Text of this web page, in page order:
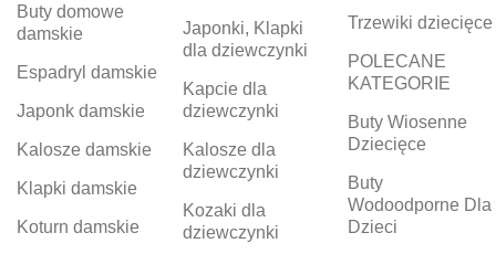
Buty domowe
damskie
Espadryl damskie
Japonk damskie
Kalosze damskie
Klapki damskie
Koturn damskie
Japonki, Klapki
dla dziewczynki
Kapcie dla
dziewczynki
Kalosze dla
dziewczynki
Kozaki dla
dziewczynki
Trzewiki dziecięce
POLECANE
KATEGORIE
Buty Wiosenne
Dziecięce
Buty
Wodoodporne Dla
Dzieci